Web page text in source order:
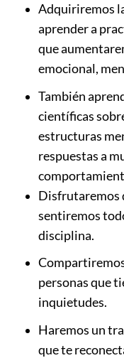
Adquiriremos
aprender a
que
emocional,
También
científicas
estructuras
respuestas a
Disfrutaremos
sentiremos
disciplina.
personas que
inquietudes.
Haremos un
que te